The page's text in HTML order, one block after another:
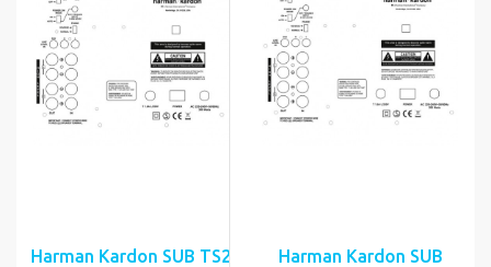
Harman Kardon SUB TS2
Harman Kardon SUB